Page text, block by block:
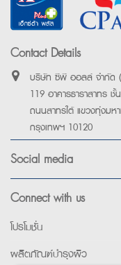
Contact Details
บริษัท ซีพี ออลล์ จำกัด
119 อาคารธาราสาทร
ถนนสาทรใต้ แขวงทุ่งมห
กรุงเทพฯ 10120
Social media
Connect with us
โปรโมชั่น
ผลิตภัณฑ์บำรุงผิว